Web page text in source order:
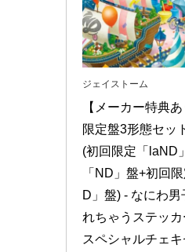
ジェイストーム
【メーカー特典
限定盤3形態セッ
(初回限定「laND
「ND」盤+初回
D」盤) - なにわ
れちゃうステッ
スペシャルチェ